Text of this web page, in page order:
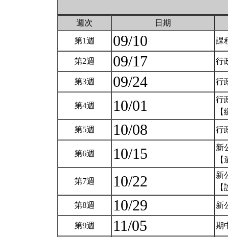
週次 日期
第1週 09/10 課
第2週 09/17 行
第3週 09/24 行
第4週 10/01
行
第5週 10/08 行
第6週 10/15
新
第7週 10/22
新
第8週 10/29 新
第9週 11/05 期